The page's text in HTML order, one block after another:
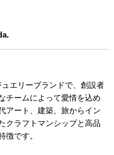
エリーブランドで、創設者
チームによって愛情を込め
アート、建築、旅からイン
クラフトマンシップと高品
徴です。